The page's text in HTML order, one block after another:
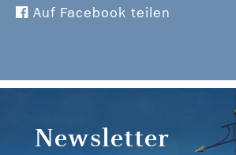
Auf Facebook teilen
Newsletter